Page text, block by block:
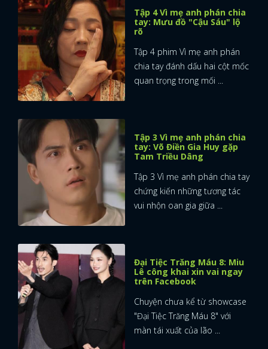
Tập 4 Vì mẹ anh phán chia
tay: Mưu đồ "Cậu Sáu" lộ
rõ
Tập 4 phim Vì mẹ anh phán
chia tay đánh dấu hai cột mốc
quan trọng trong mối ...
Tập 3 Vì mẹ anh phán chia
tay: Võ Điền Gia Huy gặp
Tam Triều Dâng
Tập 3 Vì mẹ anh phán chia tay
chứng kiến những tương tác
vui nhộn oan gia giữa ...
Đại Tiệc Trăng Máu 8: Miu
Lê công khai xin vai ngay
trên Facebook
Chuyện chưa kể từ showcase
"Đại Tiệc Trăng Máu 8" với
màn tái xuất của lão ...